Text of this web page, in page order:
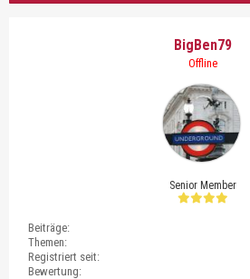
BigBen79
Offline
Senior Member
Beiträge:
Themen:
Registriert seit:
Bewertung: